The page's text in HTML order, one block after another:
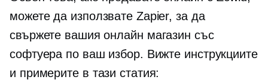
можете да използвате Zapier, за да
свържете вашия онлайн магазин със
софтуера по ваш избор. Вижте инструкциите
и примерите в тази статия: